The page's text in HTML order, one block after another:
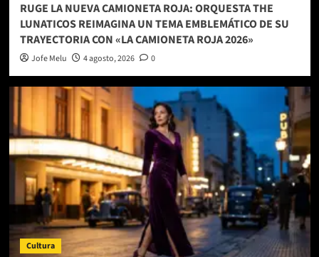
RUGE LA NUEVA CAMIONETA ROJA: ORQUESTA THE
LUNATICOS REIMAGINA UN TEMA EMBLEMÁTICO DE SU
TRAYECTORIA CON «LA CAMIONETA ROJA 2026»
Jofe Melu 4 agosto, 2026 0
Cultura